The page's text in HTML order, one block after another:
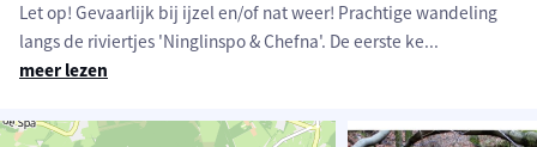
Let op! Gevaarlijk bij ijzel en/of nat weer! Prachtige wandeling
langs de riviertjes 'Ninglinspo & Chefna'. De eerste ke...
meer lezen